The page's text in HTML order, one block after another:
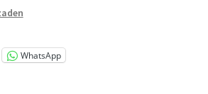
WhatsApp